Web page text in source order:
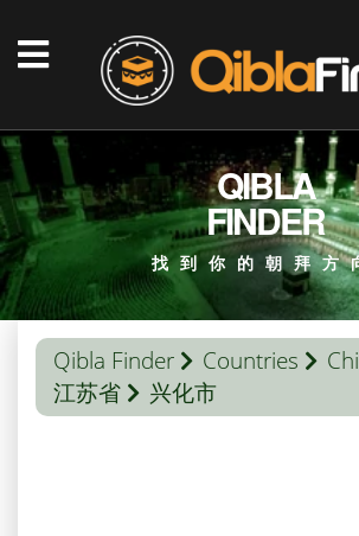
QIBLA
FINDER
找到你的朝拜方
Qibla Finder Countries
江苏省
兴化市